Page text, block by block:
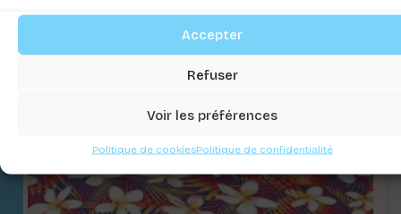
Accepter
Refuser
Voir les préférences
Politique de cookiesPolitique de confidentialité